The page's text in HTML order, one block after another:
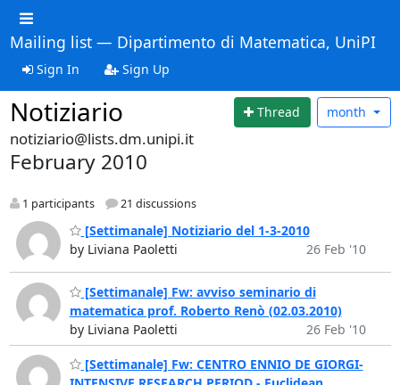
Mailing list — Dipartimento di Matematica, UniPI
Sign In Sign Up
Notiziario Thread month
notiziario@lists.dm.unipi.it
February 2010
1 participants 21 discussions
[Settimanale] Notiziario del 1-3-2010
by Liviana Paoletti
26 Feb '10
[Settimanale] Fw: avviso seminario di
matematica prof. Roberto Renò (02.03.2010)
by Liviana Paoletti
26 Feb '10
[Settimanale] Fw: CENTRO ENNIO DE GIORGI-